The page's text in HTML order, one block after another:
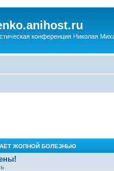
конференция Николая
ЖОПНОЙ БОЛЕЗНЬЮ